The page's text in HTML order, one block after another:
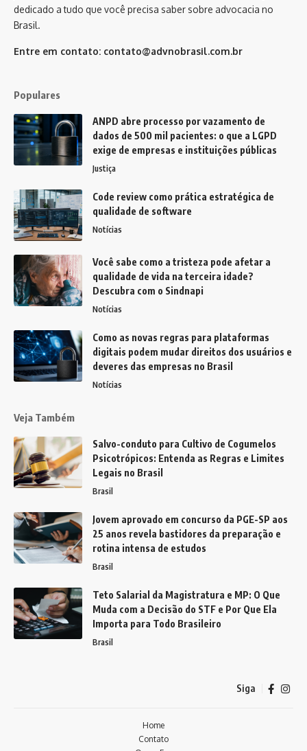
dedicado a tudo que você precisa saber sobre advocacia no
Brasil.
Entre em contato: contato@advnobrasil.com.br
Populares
ANPD abre processo por vazamento de
dados de 500 mil pacientes: o que a LGPD
exige de empresas e instituições públicas
Justiça
Code review como prática estratégica de
qualidade de software
Notícias
Você sabe como a tristeza pode afetar a
qualidade de vida na terceira idade?
Descubra com o Sindnapi
Notícias
Como as novas regras para plataformas
digitais podem mudar direitos dos usuários e
deveres das empresas no Brasil
Notícias
Veja Também
Salvo-conduto para Cultivo de Cogumelos
Psicotrópicos: Entenda as Regras e Limites
Legais no Brasil
Brasil
Jovem aprovado em concurso da PGE-SP aos
25 anos revela bastidores da preparação e
rotina intensa de estudos
Brasil
Teto Salarial da Magistratura e MP: O Que
Muda com a Decisão do STF e Por Que Ela
Importa para Todo Brasileiro
Brasil
Siga
Home
Contato